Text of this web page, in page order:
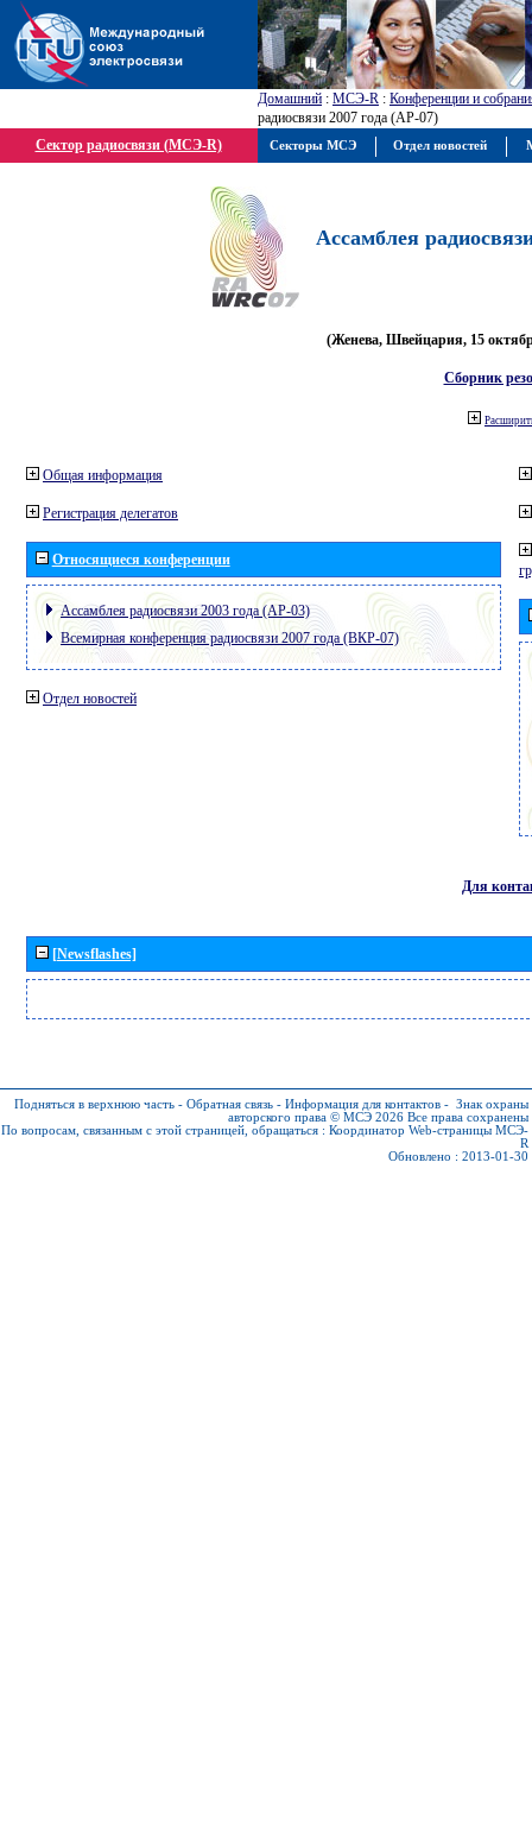
Домашний : МСЭ-R : Конференции и
радиосвязи 2007 года (АР-07)
Сектор радиосвязи (МСЭ-R)
Ассамблея
(Женева, Швейцария, 15
Сборник
Общая информация
Регистрация делегатов
Относящиеся конференции
Ассамблея радиосвязи 2003 года (АР-03)
Всемирная конференция радиосвязи 2007 года (ВКР-07)
Отдел новостей
Для
[Newsflashes]
Подняться в верхнюю часть - Обратная связь - Информация для контактов - Знак охраны
авторского права © МСЭ 2026 Все права сохранены
По вопросам, связанным с этой страницей, обращаться : Координатор Web-страницы МСЭ-
R
Обновлено : 2013-01-30
Секторы МСЭ Отдел новостей